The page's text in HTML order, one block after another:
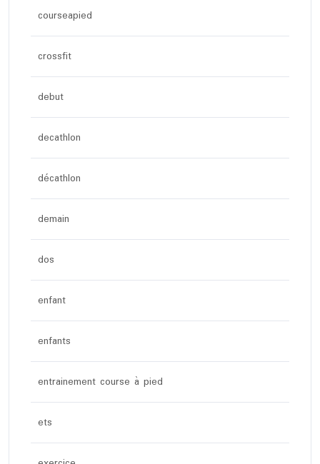
courseapied
crossfit
debut
decathlon
décathlon
demain
dos
enfant
enfants
entrainement course à pied
ets